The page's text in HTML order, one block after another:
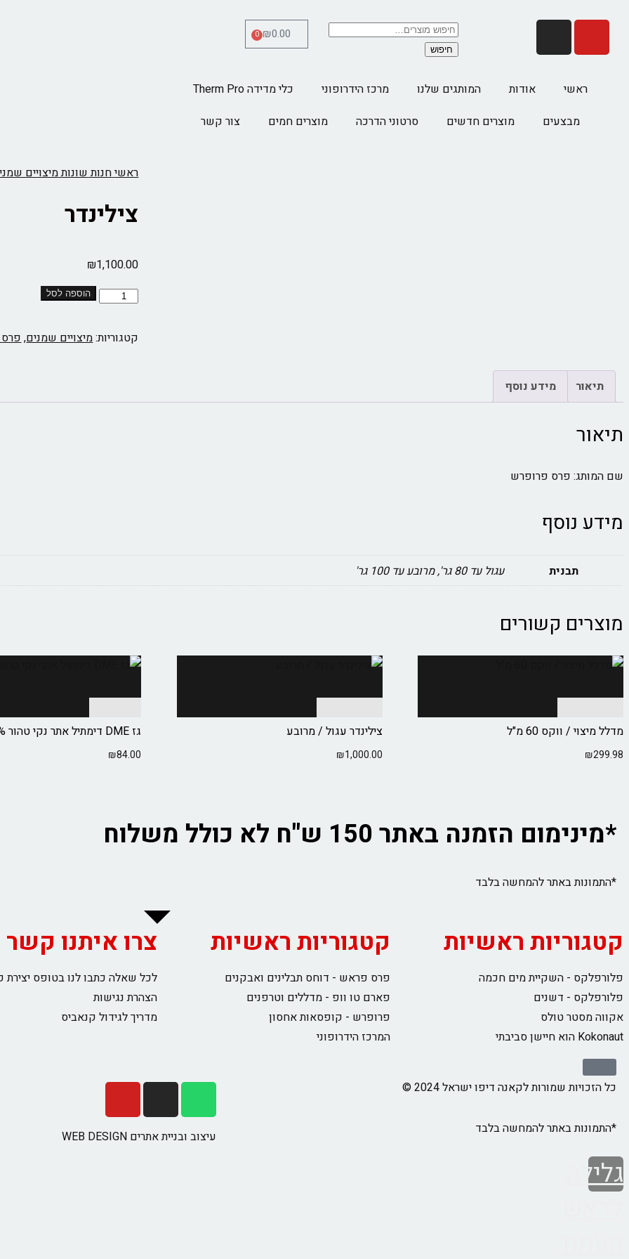
חיפוש
₪0.00
0
ראשי אודות המותגים שלנו מרכז הידרופוני
כלי מדידה Therm Pro
מבצעים
מוצרים חדשים סרטוני הדרכה מוצרים חמים צור קשר
ראשיחנותשונותמיצויים
צילינדר
₪1,100.00
הוספה לסל
קטגוריות:מיצויים שמנים,
תיאור מידע נוסף
תיאור
שם המותג: פרס פרופרש
מידע נוסף
תבנית עגול עד 80 גר', מרובע עד 100 גר'
מוצרים קשורים
מדלל מיצוי / ווקס 60 מ"ל
₪299.98
בחר אפשרויות
צילינדר עגול / מרובע
₪1,000.00
גז DME דימתיל אתר נקי טהור 99.99%
₪84.00
*מינימום הזמנה באתר 150 ש"ח לא כולל משלוח
*התמונות באתר להמחשה בלבד
קטגוריות ראשיות
פלורפלקס - השקיית מים חכמה
פלורפלקס - דשנים
אקווה מסטר טולס
Kokonaut הוא חיישן סביבתי
קטגוריות ראשיות
פרס פראש - דוחס תבלינים ואבקנים
פארם טו וופ - מדללים וטרפנים
פרופרש - קופסאות אחסון
המרכז הידרופוני
צרו איתנו קשר
לכל שאלה כתבו לנו בטופס
הצהרת נגישות
מדריך לגידול קנאביס
כל הזכויות שמורות לקאנה דיפו ישראל 2024 ©
*התמונות באתר להמחשה בלבד עיצוב ובניית אתרים WEB DESIGN
גלילה